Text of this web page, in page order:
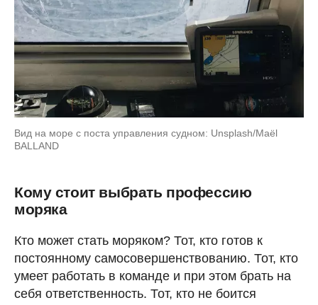
Вид на море с поста управления судном: Unsplash/Maël
BALLAND
Кому стоит выбрать профессию
моряка
Кто может стать моряком? Тот, кто готов к
постоянному самосовершенствованию. Тот, кто
умеет работать в команде и при этом брать на
себя ответственность. Тот, кто не боится